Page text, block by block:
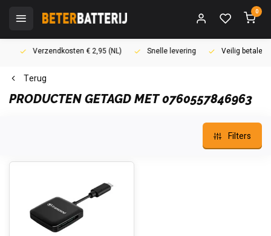
0
Verzendkosten € 2,95 (NL) Snelle levering Veilig betalen
Terug
PRODUCTEN GETAGD MET 0760557846963
Filters